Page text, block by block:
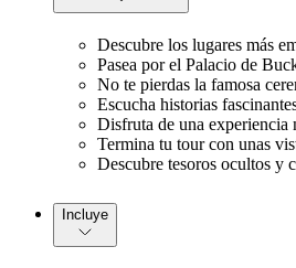
Descubre los lugares más
Pasea por el Palacio de
No te pierdas la famosa
Escucha historias
Disfruta de una experiencia
Termina tu tour con unas
Descubre tesoros ocultos y
Incluye